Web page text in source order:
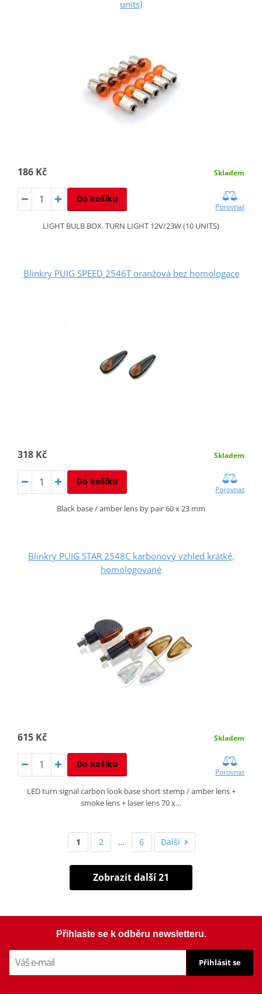
units)
186 Kč Skladem
Do košíku
Porovnat
LIGHT BULB BOX. TURN LIGHT 12V/23W (10 UNITS)
Blinkry PUIG SPEED 2546T oranžová bez homologace
318 Kč Skladem
Do košíku
Porovnat
Black base / amber lens by pair 60 x 23 mm
Blinkry PUIG STAR 2548C karbonový vzhled krátké,
homologované
615 Kč Skladem
Do košíku
Porovnat
LED turn signal carbon look base short stemp / amber lens +
smoke lens + laser lens 70 x…
1 2 … 6 Další
Zobrazit další 21
Přihlaste se k odběru newsletteru.
Přihlásit se